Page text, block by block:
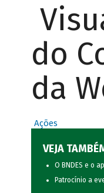
do
da
Ações
VEJA
O BNDES e o
Patrocínio a